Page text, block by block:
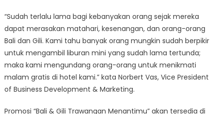
“Sudah terlalu lama bagi kebanyakan orang sejak mereka
dapat merasakan matahari, kesenangan, dan orang-orang
Bali dan Gili. Kami tahu banyak orang mungkin sudah berpikir
untuk mengambil liburan mini yang sudah lama tertunda;
maka kami mengundang orang-orang untuk menikmati
malam gratis di hotel kami.” kata Norbert Vas, Vice President
of Business Development & Marketing.
Promosi “Bali & Gili Trawangan Menantimu” akan tersedia di